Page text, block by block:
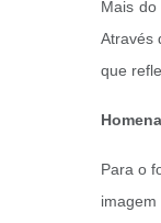
Mais
Através
que
Para o